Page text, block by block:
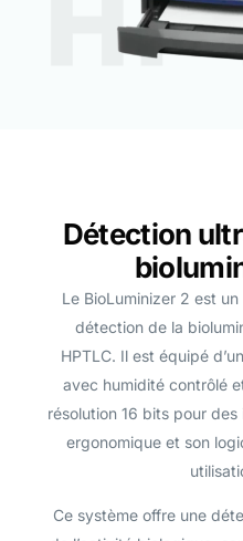
Détection
Le BioLuminizer 2 est
détection de la
HPTLC. Il est équipé
avec humidité contrôlé
résolution 16 bits pour
ergonomique et son
Ce système offre une